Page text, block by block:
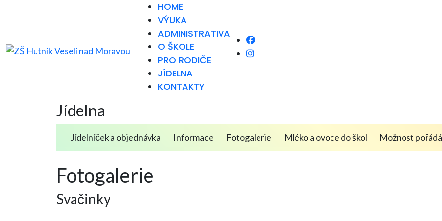
HOME
VÝUKA
ADMINISTRATIVA
O ŠKOLE
PRO RODIČE
JÍDELNA
KONTAKTY
Jídelna
Jídelníček a objednávka Informace Fotogalerie Mléko a ovoce do škol Možnost
Fotogalerie
Svačinky